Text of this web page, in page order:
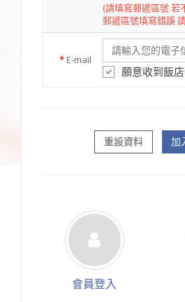
(請填寫郵遞區號 若
郵遞區號填寫錯誤
* E-mail
願意收到飯
重設資料 加
會員登入